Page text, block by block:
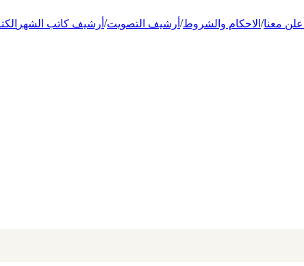
أعلن معنا/ الاحكام والشروط/ أرشيف التصويت/ أرشيف كاتب الشهر